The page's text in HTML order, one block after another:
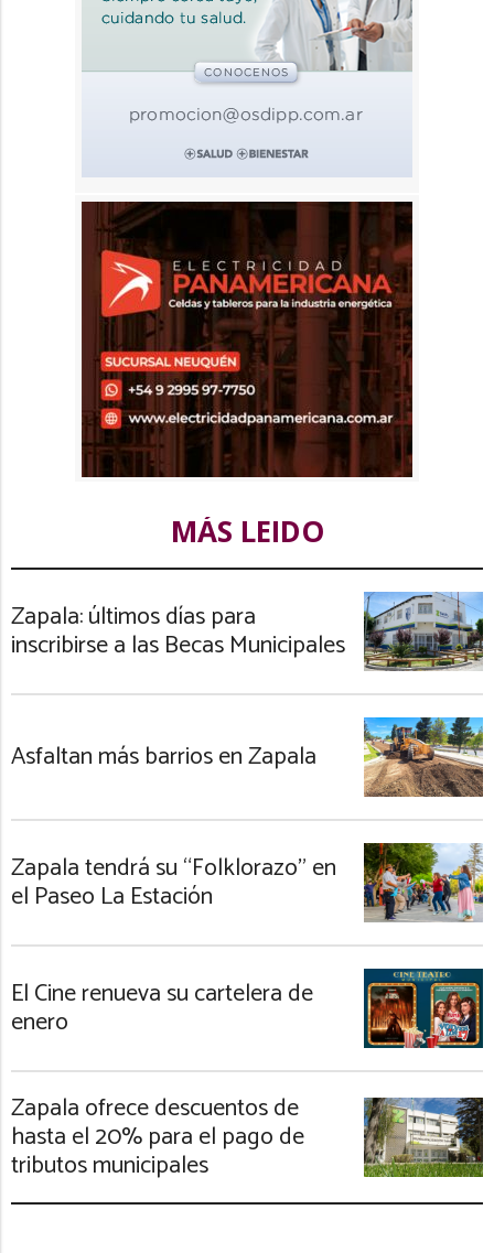
MÁS LEIDO
Zapala: últimos días para
inscribirse a las Becas Municipales
Asfaltan más barrios en Zapala
Zapala tendrá su “Folklorazo” en
el Paseo La Estación
El Cine renueva su cartelera de
enero
Zapala ofrece descuentos de
hasta el 20% para el pago de
tributos municipales